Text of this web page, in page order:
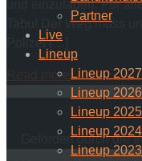
Partner
Live
Lineup
Lineup 2027
Lineup 2026
Lineup 2025
Lineup 2024
Lineup 2023
und einzuladen. Für
Tabu! Der Weg muss
Polizei […]
Read more
Gefördert durch die